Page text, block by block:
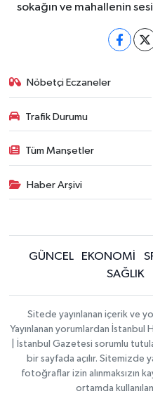
sokağın ve mahallenin
Nöbetçi Eczaneler
Trafik Durumu
Tüm Manşetler
Haber Arşivi
GÜNCEL EKONOMİ
SAĞLIK
Sitede yayınlanan içerik ve
Yayınlanan yorumlardan
| İstanbul Gazetesi sorumlu
bir sayfada açılır. Sitemizde
fotoğraflar izin alınmaksızın
ortamda